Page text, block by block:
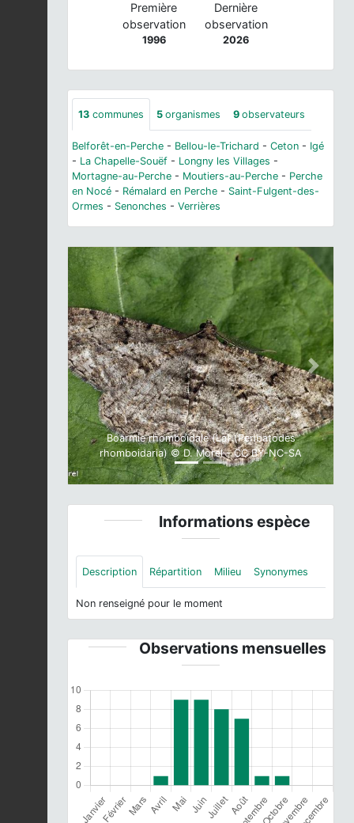
Première
observation
1996
Dernière
observation
2026
13 communes 5 organismes 9 observateurs
Belforêt-en-Perche - Bellou-le-Trichard - Ceton - Igé
- La Chapelle-Souëf - Longny les Villages -
Mortagne-au-Perche - Moutiers-au-Perche - Perche
en Nocé - Rémalard en Perche - Saint-Fulgent-des-
Ormes - Senonches - Verrières
Boarmie rhomboïdale (La) (Peribatodes
rhomboidaria) © D. Morel - CC BY-NC-SA
Previous Next
Informations espèce
Description Répartition Milieu Synonymes
Non renseigné pour le moment
Observations mensuelles